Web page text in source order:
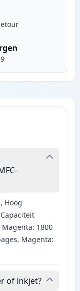
Hoog
Magenta: 1800
Magenta:
of inkjet?